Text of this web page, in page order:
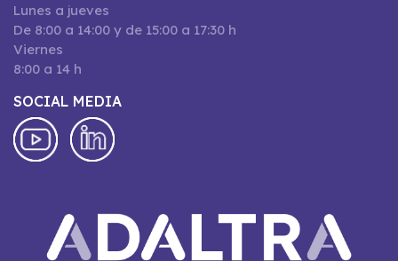
Lunes a jueves
De 8:00 a 14:00 y de 15:00 a 17:30 h
Viernes
8:00 a 14 h
SOCIAL MEDIA